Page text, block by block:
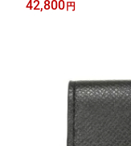
エレガント 高級 上品
42,800円